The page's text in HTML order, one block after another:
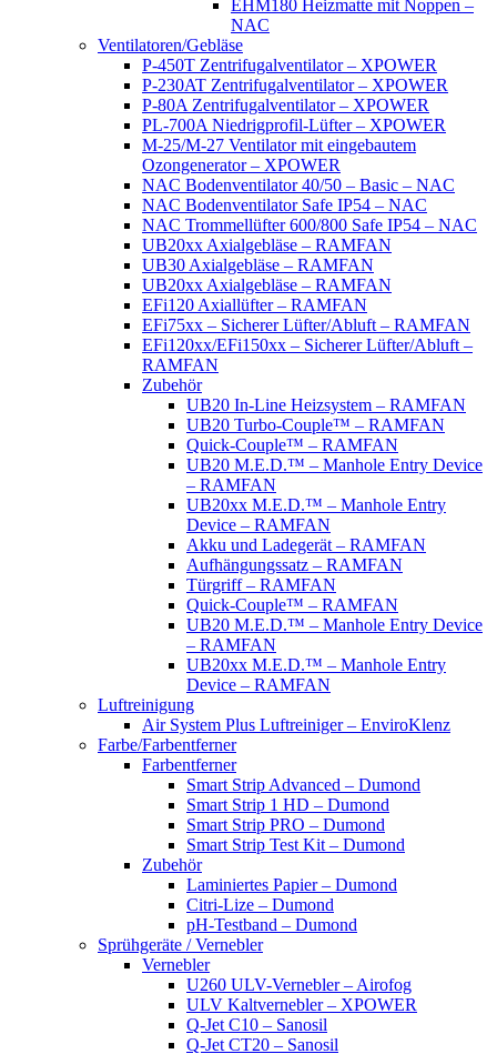
EHM180 Heizmatte mit Noppen –
NAC
Ventilatoren/Gebläse
P-450T Zentrifugalventilator – XPOWER
P-230AT Zentrifugalventilator – XPOWER
P-80A Zentrifugalventilator – XPOWER
PL-700A Niedrigprofil-Lüfter – XPOWER
M-25/M-27 Ventilator mit eingebautem
Ozongenerator – XPOWER
NAC Bodenventilator 40/50 – Basic – NAC
NAC Bodenventilator Safe IP54 – NAC
NAC Trommellüfter 600/800 Safe IP54 – NAC
UB20xx Axialgebläse – RAMFAN
UB30 Axialgebläse – RAMFAN
UB20xx Axialgebläse – RAMFAN
EFi120 Axiallüfter – RAMFAN
EFi75xx – Sicherer Lüfter/Abluft – RAMFAN
EFi120xx/EFi150xx – Sicherer Lüfter/Abluft –
RAMFAN
Zubehör
UB20 In-Line Heizsystem – RAMFAN
UB20 Turbo-Couple™ – RAMFAN
Quick-Couple™ – RAMFAN
UB20 M.E.D.™ – Manhole Entry Device
– RAMFAN
UB20xx M.E.D.™ – Manhole Entry
Device – RAMFAN
Akku und Ladegerät – RAMFAN
Aufhängungssatz – RAMFAN
Türgriff – RAMFAN
Quick-Couple™ – RAMFAN
UB20 M.E.D.™ – Manhole Entry Device
– RAMFAN
UB20xx M.E.D.™ – Manhole Entry
Device – RAMFAN
Luftreinigung
Air System Plus Luftreiniger – EnviroKlenz
Farbe/Farbentferner
Farbentferner
Smart Strip Advanced – Dumond
Smart Strip 1 HD – Dumond
Smart Strip PRO – Dumond
Smart Strip Test Kit – Dumond
Zubehör
Laminiertes Papier – Dumond
Citri-Lize – Dumond
pH-Testband – Dumond
Sprühgeräte / Vernebler
Vernebler
U260 ULV-Vernebler – Airofog
ULV Kaltvernebler – XPOWER
Q-Jet C10 – Sanosil
Q-Jet CT20 – Sanosil